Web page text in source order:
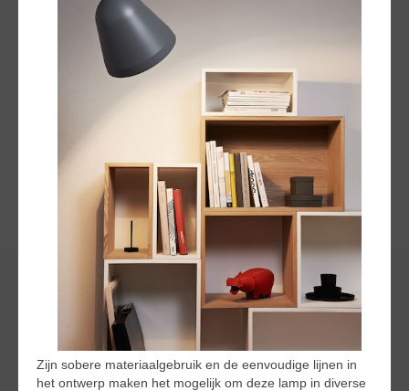
Zijn sobere materiaalgebruik en de eenvoudige lijnen in
het ontwerp maken het mogelijk om deze lamp in diverse